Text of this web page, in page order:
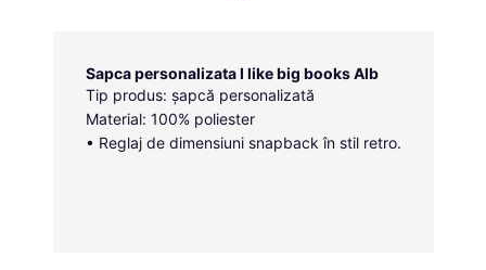
Sapca personalizata I like big books Alb
Tip produs: șapcă personalizată
Material: 100% poliester
• Reglaj de dimensiuni snapback în stil retro.